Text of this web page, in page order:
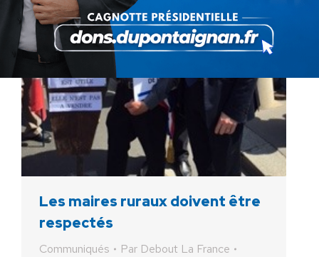
Les maires ruraux doivent être
respectés
Communiqués Par Debout La France